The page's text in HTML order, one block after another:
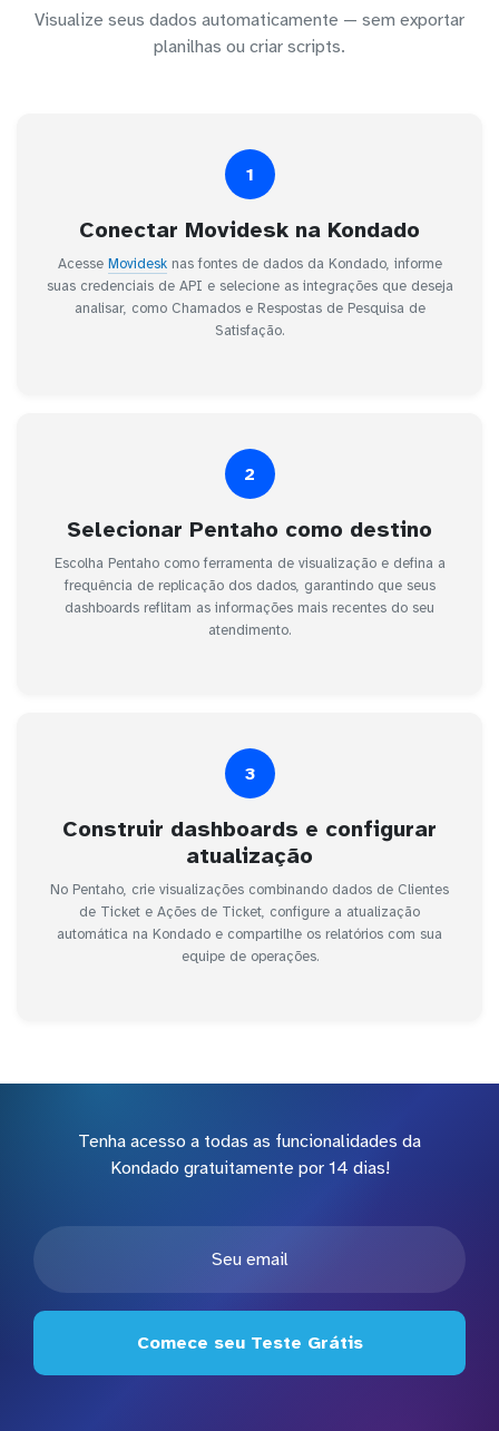
Visualize seus dados automaticamente — sem exportar
planilhas ou criar scripts.
1
Conectar Movidesk na Kondado
Acesse Movidesknas fontes de dados da Kondado, informe
suas credenciais de API e selecione as integrações que deseja
analisar, como Chamados e Respostas de Pesquisa de
Satisfação.
2
Selecionar Pentaho como destino
Escolha Pentaho como ferramenta de visualização e defina a
frequência de replicação dos dados, garantindo que seus
dashboards reflitam as informações mais recentes do seu
atendimento.
3
Construir dashboards e configurar
atualização
No Pentaho, crie visualizações combinando dados de Clientes
de Ticket e Ações de Ticket, configure a atualização
automática na Kondado e compartilhe os relatórios com sua
equipe de operações.
Tenha acesso a todas as funcionalidades da
Kondado gratuitamente por 14 dias!
Comece seu Teste Grátis